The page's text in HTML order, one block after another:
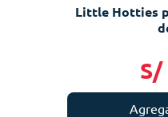
Little Hotties
S/